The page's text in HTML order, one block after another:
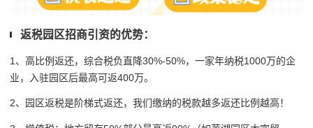
返税园区招商引资的优势：
1、 高比例返还，综合税负直降30%-50%， 一家年纳税1000万的企
业，入驻园区后最高可返400万。
2、园区返税是阶梯式返还，我们缴纳的税款越多返还比例越高！